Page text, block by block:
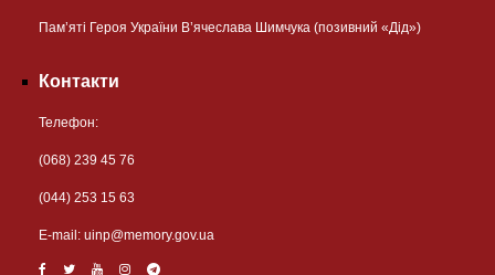
Пам’яті Героя України В’ячеслава Шимчука (позивний «Дід»)
Контакти
Телефон:
(068) 239 45 76
(044) 253 15 63
Е-mail: uinp@memory.gov.ua